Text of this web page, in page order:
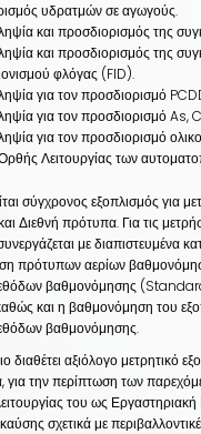
υδρατμών σε αγωγούς.
και προσδιορισμός της
και προσδιορισμός της
φλόγας (FID).
για τον προσδιορισμό
για τον προσδιορισμόAs,
για τον προσδιορισμό
Λειτουργίας των
σύγχρονος εξοπλισμός για
Διεθνή πρότυπα. Για τις
με διαπιστευμένα
πρότυπων αερίων
βαθμονόμησης (
και η βαθμονόμηση του
βαθμονόμησης.
διαθέτει αξιόλογο μετρητικό
για την περίπτωση των
του ως
σχετικά με